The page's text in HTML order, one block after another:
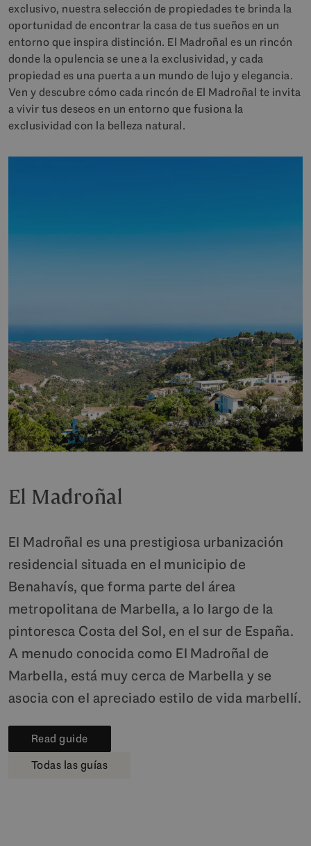
exclusivo, nuestra selección de propiedades te brinda la
oportunidad de encontrar la casa de tus sueños en un
entorno que inspira distinción. El Madroñal es un rincón
donde la opulencia se une a la exclusividad, y cada
propiedad es una puerta a un mundo de lujo y elegancia.
Ven y descubre cómo cada rincón de El Madroñal te invita
a vivir tus deseos en un entorno que fusiona la
exclusividad con la belleza natural.
El Madroñal
El Madroñal es una prestigiosa urbanización
residencial situada en el municipio de
Benahavís, que forma parte del área
metropolitana de Marbella, a lo largo de la
pintoresca Costa del Sol, en el sur de España.
A menudo conocida como El Madroñal de
Marbella, está muy cerca de Marbella y se
asocia con el apreciado estilo de vida marbellí.
Read guide
Todas las guías